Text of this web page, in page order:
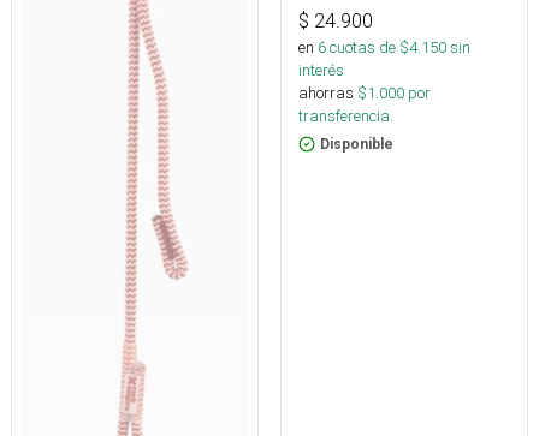
$ 24.900
en 6cuotas de $4.150sin
interés
ahorras $1.000 por
transferencia.
Disponible